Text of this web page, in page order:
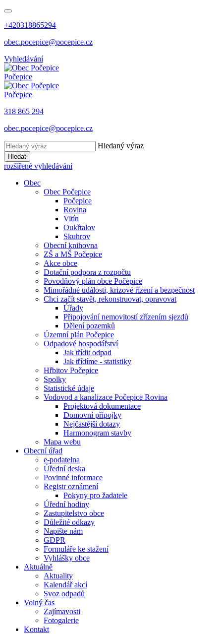
+420318865294
obec.pocepice@pocepice.cz
Vyhledávání
Počepice
Počepice
318 865 294
obec.pocepice@pocepice.cz
Hledaný výraz
Hledat
rozšířené vyhledávání
Obec
Obec Počepice
Počepice
Rovina
Vitín
Oukřtalov
Skuhrov
Obecní knihovna
ZŠ a MŠ Počepice
Akce obce
Dotační podpora z rozpočtu
Povodňový plán obce Počepice
Mimořádné události, krizové řízení a bezpečnost
Chci začít stavět, rekonstruovat, opravovat
Úřady
Připojování nemovitostí zřízením sjezdů
Dělení pozemků
Územní plán Počepice
Odpadové hospodářství
Jak třídit odpad
Jak třídíme - statistiky
Hřbitov Počepice
Spolky
Statistické údaje
Vodovod a kanalizace Počepice Rovina
Projektová dokumentace
Domovní přípojky
Nejčastější dotazy
Harmonogram stavby
Mapa webu
Obecní úřad
e-podatelna
Úřední deska
Povinné informace
Registr oznámení
Pokyny pro žadatele
Úřední hodiny
Zastupitelstvo obce
Důležité odkazy
Napište nám
GDPR
Formuláře ke stažení
Vyhlášky obce
Aktuálně
Aktuality
Kalendář akcí
Svoz odpadů
Volný čas
Zajímavosti
Fotogalerie
Kontakt